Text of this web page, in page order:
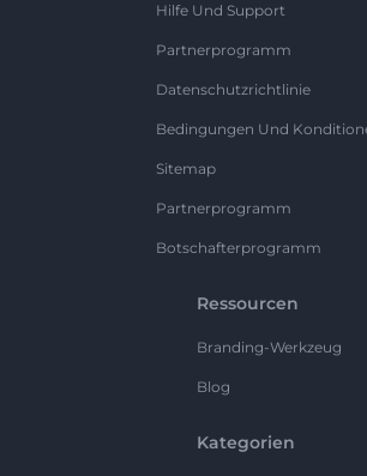
Hilfe Und Support
Partnerprogramm
Datenschutzrichtlinie
Bedingungen Und
Sitemap
Partnerprogramm
Botschafterprogramm
Ressourcen
Branding-Werkzeug
Blog
Kategorien